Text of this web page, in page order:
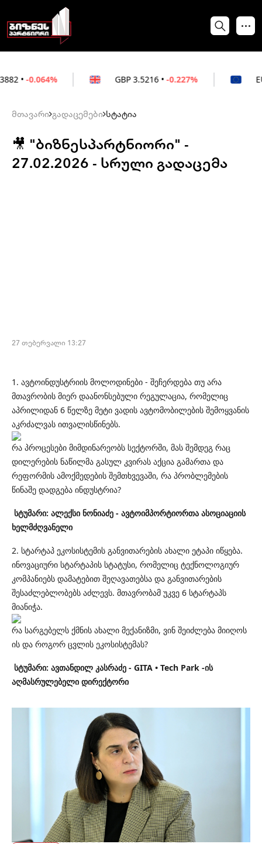
3.5216 • -0.227% 3.0212 •
მთავარი გადაცემები სტატია
🎥 "ბიზნესპარტნიორი" -
27.02.2026 - სრული გადაცემა
27 თებერვალი 13:27
1. ავტოინდუსტრიის მოლოდინები - შეჩერდება თუ არა
მთავრობის მიერ დაანონსებული რეგულაცია, რომელიც
აპრილიდან 6 წელზე მეტი ვადის ავტომობილების შემოყვანის
აკრძალვას ითვალისწინებს.
რა პროცესები მიმდინარეობს სექტორში, მას შემდეგ რაც
დილერების ნაწილმა გასულ კვირას აქცია გამართა და
რეფორმის ამოქმედების შემთხვევაში, რა პრობლემების
წინაშე დადგება ინდუსტრია?
სტუმარი: ალექსი ნონიაძე - ავტოიმპორტიორთა ასოციაციის
ხელმძღვანელი
2. სტარტაპ ეკოსისტემის განვითარების ახალი ეტაპი იწყება.
ინოვაციური სტარტაპის სტატუსი, რომელიც ტექნოლოგიურ
კომპანიებს დამატებით შეღავათებსა და განვითარების
შესაძლებლობებს აძლევს. მთავრობამ უკვე 6 სტარტაპს
მიანიჭა.
რა სარგებელს ქმნის ახალი მექანიზმი, ვინ შეიძლება მიიღოს
ის და როგორ ცვლის ეკოსისტემას?
სტუმარი: ავთანდილ კასრაძე - GITA • Tech Park -ის
აღმასრულებელი დირექტორი